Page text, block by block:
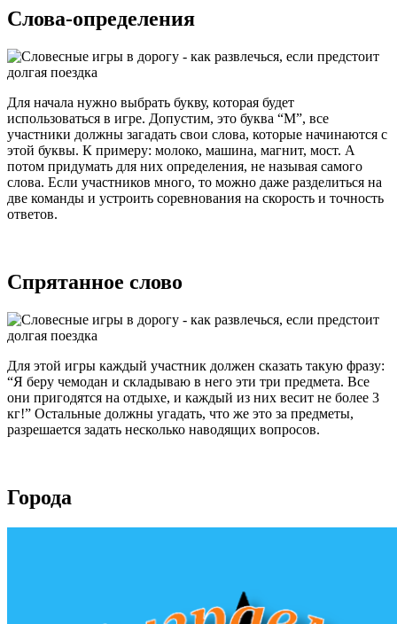
Слова-определения
Для начала нужно выбрать букву, которая будет
использоваться в игре. Допустим, это буква “М”, все
участники должны загадать свои слова, которые начинаются с
этой буквы. К примеру: молоко, машина, магнит, мост. А
потом придумать для них определения, не называя самого
слова. Если участников много, то можно даже разделиться на
две команды и устроить соревнования на скорость и точность
ответов.
Спрятанное слово
Для этой игры каждый участник должен сказать такую фразу:
“Я беру чемодан и складываю в него эти три предмета. Все
они пригодятся на отдыхе, и каждый из них весит не более 3
кг!” Остальные должны угадать, что же это за предметы,
разрешается задать несколько наводящих вопросов.
Города